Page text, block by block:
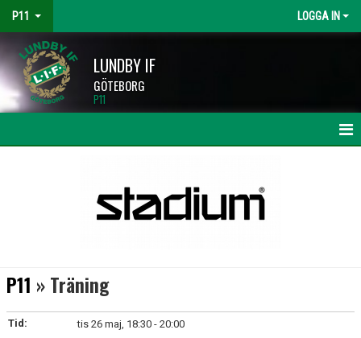
P11 LOGGA IN
LUNDBY IF
GÖTEBORG
P11
P11 » Träning
Tid:
tis 26 maj, 18:30 - 20:00